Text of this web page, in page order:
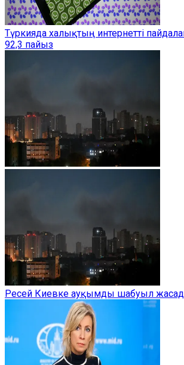
Түркияда халықтың интернетті
92,3 пайыз
Ресей Киевке ауқымды шабуыл